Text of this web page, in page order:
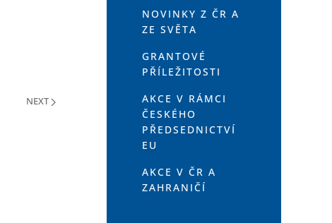
NEXT
NOVINKY Z ČR A
ZE SVĚTA
GRANTOVÉ
PŘÍLEŽITOSTI
AKCE V RÁMCI
ČESKÉHO
PŘEDSEDNICTVÍ
EU
AKCE V ČR A
ZAHRANIČÍ